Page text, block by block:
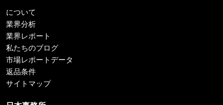
について
業界分析
業界レポート
私たちのブログ
市場レポートデータ
返品条件
サイトマップ